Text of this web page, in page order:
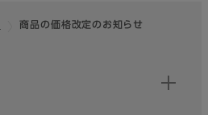
商品の価格改定のお知らせ